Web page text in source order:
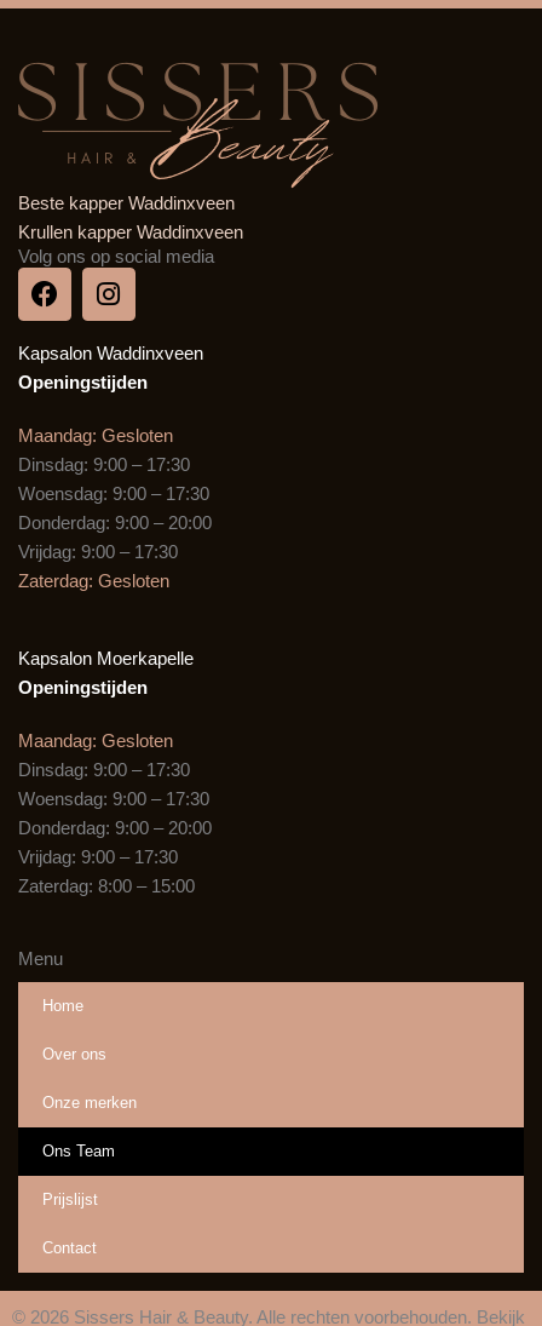
Beste kapper Waddinxveen
Krullen kapper Waddinxveen
Volg ons op social media
F
a
e
b
o
k
I
n
t
a
r
a
m
Kapsalon Waddinxveen
Openingstijden
Maandag: Gesloten
Dinsdag: 9:00 – 17:30
Woensdag: 9:00 – 17:30
Donderdag: 9:00 – 20:00
Vrijdag: 9:00 – 17:30
Zaterdag: Gesloten
Kapsalon Moerkapelle
Openingstijden
Maandag: Gesloten
Dinsdag: 9:00 – 17:30
Woensdag: 9:00 – 17:30
Donderdag: 9:00 – 20:00
Vrijdag: 9:00 – 17:30
Zaterdag: 8:00 – 15:00
Menu
Home
Over ons
Onze merken
Ons Team
Prijslijst
Contact
© 2026 Sissers Hair & Beauty. Alle rechten voorbehouden. Bekijk